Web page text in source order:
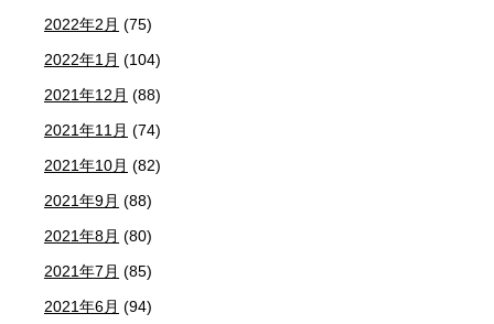
2022年2月 (75)
2022年1月 (104)
2021年12月 (88)
2021年11月 (74)
2021年10月 (82)
2021年9月 (88)
2021年8月 (80)
2021年7月 (85)
2021年6月 (94)